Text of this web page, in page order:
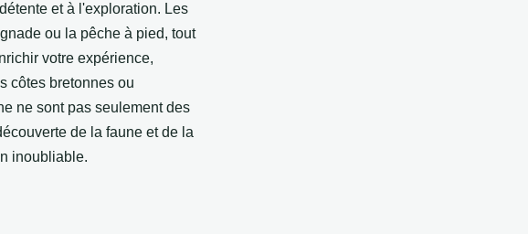
et à l'exploration. Les
ou la pêche à pied, tout
votre expérience,
côtes bretonnes ou
ne sont pas seulement des
de la faune et de la
inoubliable.